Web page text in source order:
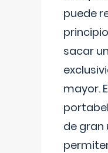
puede
sacar
mayor.
de gran